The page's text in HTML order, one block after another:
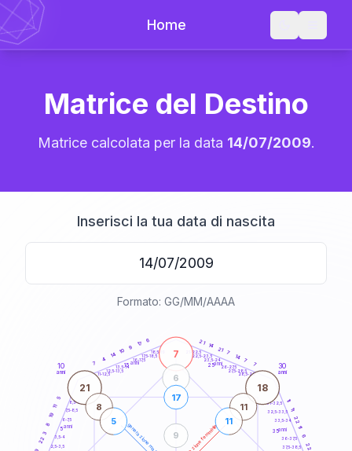
Home
Matrice del Destino
Matrice calcolata per la data 14/07/2009.
Inserisci la tua data di nascita
Formato: GG/MM/AAAA
generazione maschile generazione femminile
10
anni
30
anni
2,5-3,5
3,5-4
6-7,5
7,5-8,5
8,5-9
11-12,5
12,5-13,5
13,5-14
16-17,5
17,5-18,5
18,5-19
21-22,5
22,5-23,5
23,5-24
26-27,5
27,5-28,5
28,5-29
31-32,5
32,5-33,5
33,5-34
36-37,5
37,5-38,5
22
3
8
19
11
5
7
4
14
10
9
17 6 21
14
21 7
14 7
7
11
11
22
11
6
22
7
21 18
6
17
9
8
5
11
11
5anni
15 anni 25anni
35anni